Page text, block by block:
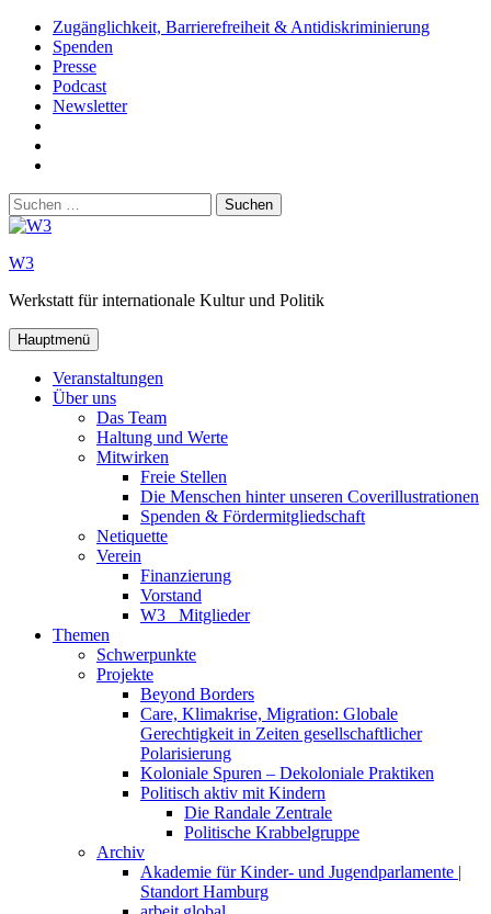
Zum
Inhalt
springen
Zugänglichkeit, Barrierefreiheit & Antidiskriminierung
Spenden
Presse
Podcast
Newsletter
Youtube
Suchen
nach:
W3
Werkstatt für internationale Kultur und Politik
Hauptmenü
Veranstaltungen
Über uns
Das Team
Haltung und Werte
Mitwirken
Freie Stellen
Die Menschen hinter unseren Coverillustrationen
Spenden & Fördermitgliedschaft
Netiquette
Verein
Finanzierung
Vorstand
W3_ Mitglieder
Themen
Schwerpunkte
Projekte
Beyond Borders
Care, Klimakrise, Migration: Globale
Gerechtigkeit in Zeiten gesellschaftlicher
Polarisierung
Koloniale Spuren – Dekoloniale Praktiken
Politisch aktiv mit Kindern
Die Randale Zentrale
Politische Krabbelgruppe
Archiv
Akademie für Kinder- und Jugendparlamente |
Standort Hamburg